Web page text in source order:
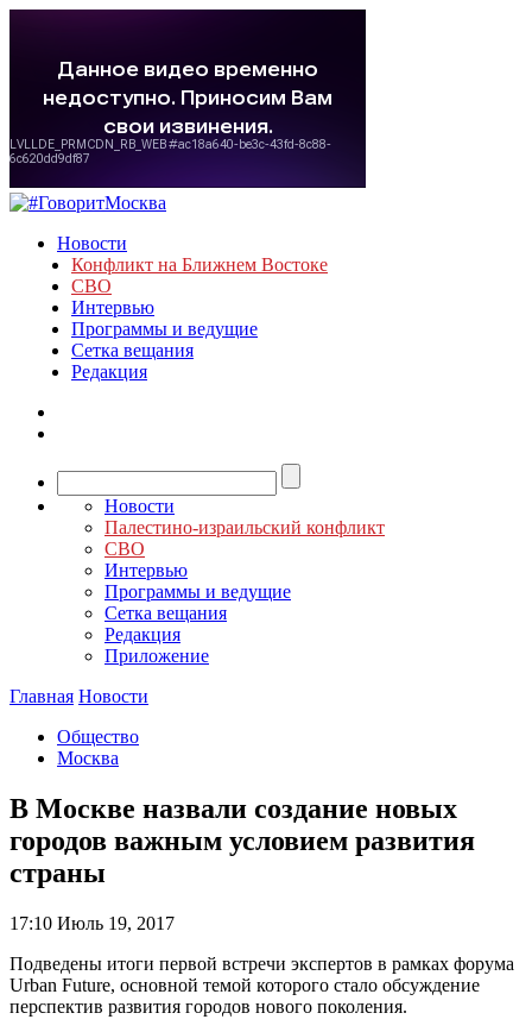
Новости
Конфликт на Ближнем Востоке
СВО
Интервью
Программы и ведущие
Сетка вещания
Редакция
Новости
Палестино-израильский конфликт
СВО
Интервью
Программы и ведущие
Сетка вещания
Редакция
Приложение
Главная Новости
Общество
Москва
В Москве назвали создание новых
городов важным условием развития
страны
17:10 Июль 19, 2017
Подведены итоги первой встречи экспертов в рамках форума
Urban Future, основной темой которого стало обсуждение
перспектив развития городов нового поколения.